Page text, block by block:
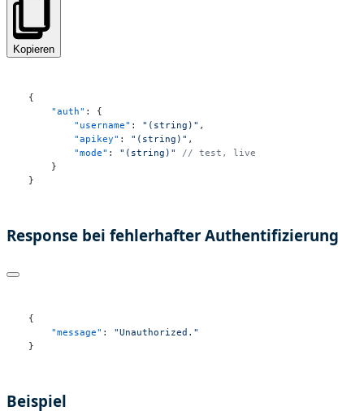
Kopieren
{
"auth" :
{
"username" : "(string)" ,
"apikey" : "(string)" ,
"mode" : "(string)"
// test, live
}
}
Response bei fehlerhafter Authentifizierung
{
"message" :
"Unauthorized."
}
Beispiel